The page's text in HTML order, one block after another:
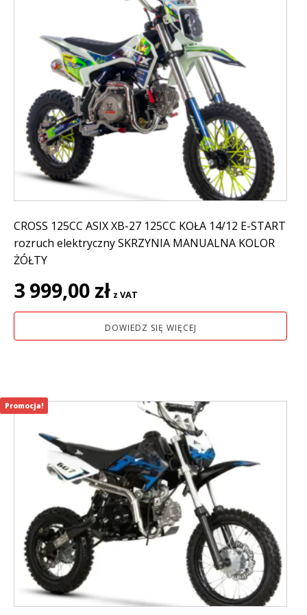
CROSS 125CC ASIX XB-27 125CC KOŁA 14/12 E-START
rozruch elektryczny SKRZYNIA MANUALNA KOLOR
ŻÓŁTY
3 999,00 zł z VAT
DOWIEDZ SIĘ WIĘCEJ
Promocja!